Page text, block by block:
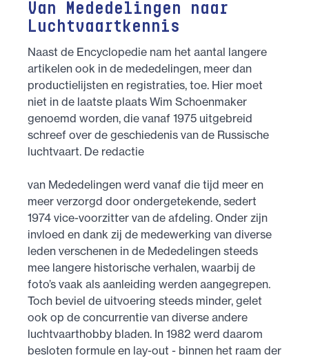
Van Mededelingen naar
Luchtvaartkennis
Naast de Encyclopedie nam het aantal langere
artikelen ook in de mededelingen, meer dan
productielijsten en registraties, toe. Hier moet
niet in de laatste plaats Wim Schoenmaker
genoemd worden, die vanaf 1975 uitgebreid
schreef over de geschiedenis van de Russische
luchtvaart. De redactie
van Mededelingen werd vanaf die tijd meer en
meer verzorgd door ondergetekende, sedert
1974 vice-voorzitter van de afdeling. Onder zijn
invloed en dank zij de medewerking van diverse
leden verschenen in de Mededelingen steeds
mee langere historische verhalen, waarbij de
foto’s vaak als aanleiding werden aangegrepen.
Toch beviel de uitvoering steeds minder, gelet
ook op de concurrentie van diverse andere
luchtvaarthobby bladen. In 1982 werd daarom
besloten formule en lay-out - binnen het raam der